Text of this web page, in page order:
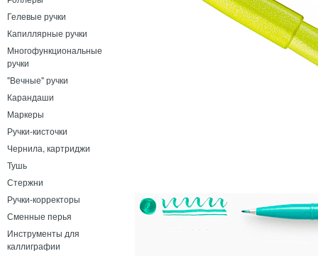
Гелевые ручки
Капиллярные ручки
Многофункциональные
ручки
"Вечные" ручки
Карандаши
Маркеры
Ручки-кисточки
Чернила, картриджи
Тушь
Стержни
Ручки-корректоры
Сменные перья
Инструменты для
каллиграфии